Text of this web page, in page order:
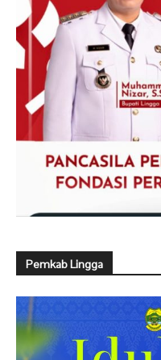
Pemkab Lingga